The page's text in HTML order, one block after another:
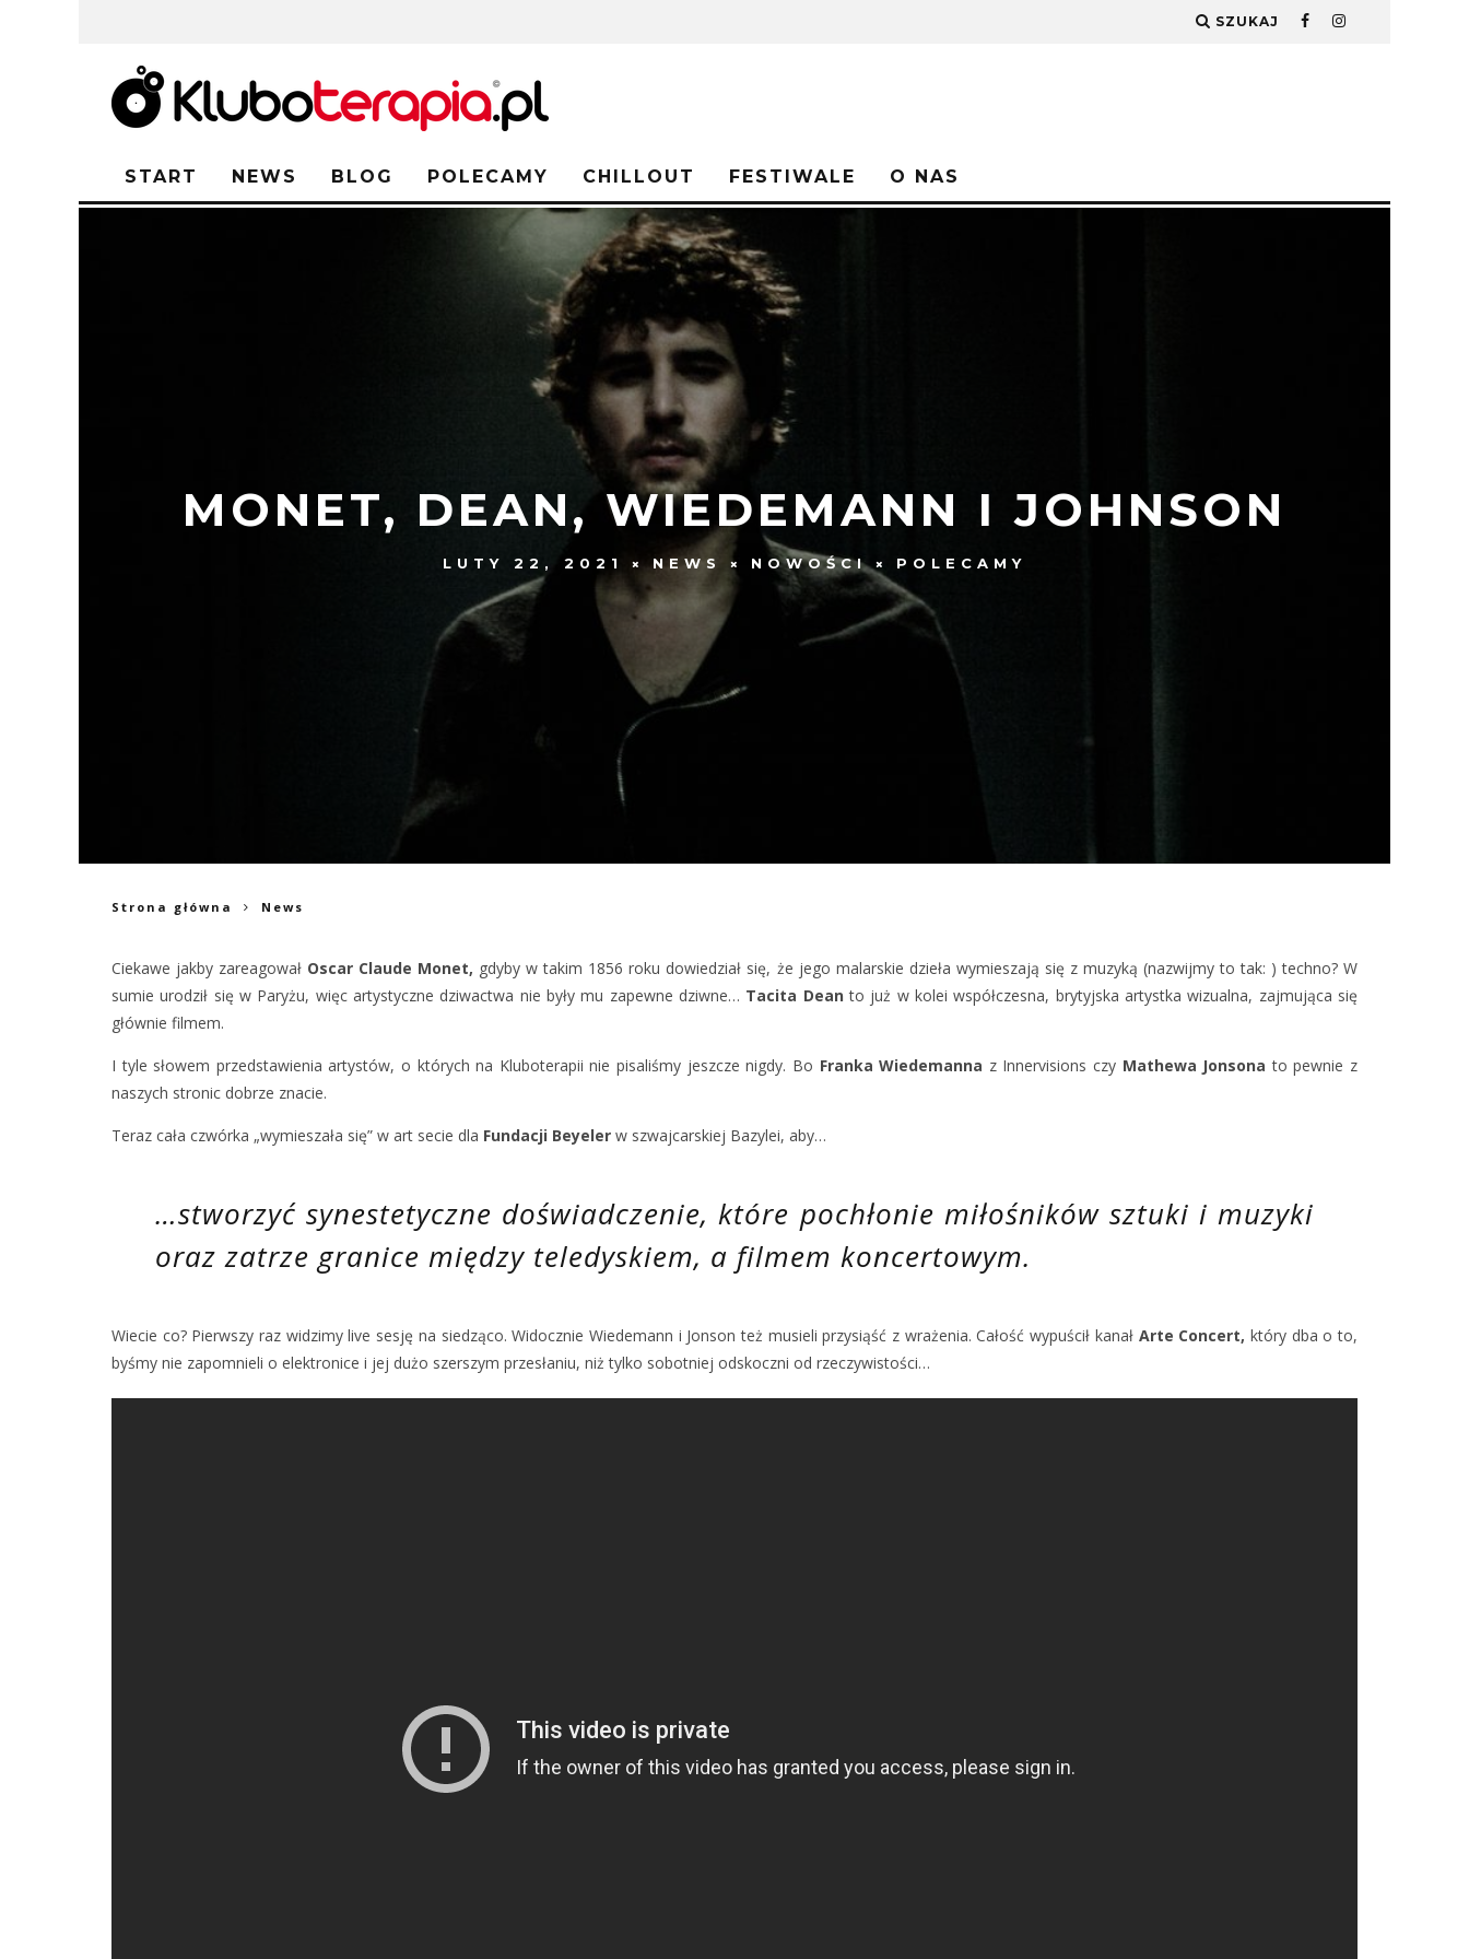
SZUKAJ
START NEWS BLOG POLECAMY CHILLOUT FESTIWALE O NAS
MONET, DEAN, WIEDEMANN I JOHNSON
LUTY 22, 2021 NEWS NOWOŚCI POLECAMY
Strona główna News
Ciekawe jakby zareagował Oscar Claude Monet, gdyby w takim 1856 roku dowiedział się, że jego malarskie dzieła wymieszają się z muzyką (nazwijmy to tak: ) techno? W
sumie urodził się w Paryżu, więc artystyczne dziwactwa nie były mu zapewne dziwne… Tacita Dean to już w kolei współczesna, brytyjska artystka wizualna, zajmująca się
głównie filmem.
I tyle słowem przedstawienia artystów, o których na Kluboterapii nie pisaliśmy jeszcze nigdy. Bo Franka Wiedemanna z Innervisions czy Mathewa Jonsona to pewnie z
naszych stronic dobrze znacie.
Teraz cała czwórka „wymieszała się” w art secie dla Fundacji Beyeler w szwajcarskiej Bazylei, aby…
…stworzyć synestetyczne doświadczenie, które pochłonie miłośników sztuki i muzyki
oraz zatrze granice między teledyskiem, a filmem koncertowym.
Wiecie co? Pierwszy raz widzimy live sesję na siedząco. Widocznie Wiedemann i Jonson też musieli przysiąść z wrażenia. Całość wypuścił kanał Arte Concert, który dba o to,
byśmy nie zapomnieli o elektronice i jej dużo szerszym przesłaniu, niż tylko sobotniej odskoczni od rzeczywistości…